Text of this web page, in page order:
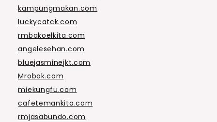
kampungmakan.com
luckycatck.com
rmbakoelkita.com
angelesehan.com
bluejasminejkt.com
Mrobak.com
miekungfu.com
cafetemankita.com
rmjasabundo.com